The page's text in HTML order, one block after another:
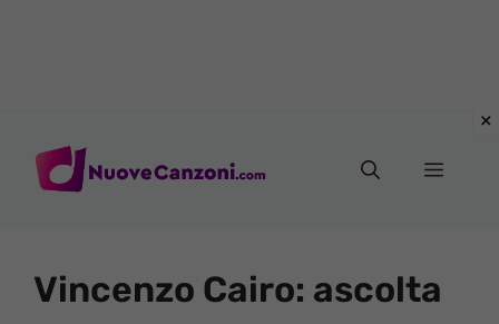
Menu
Vincenzo Cairo: ascolta